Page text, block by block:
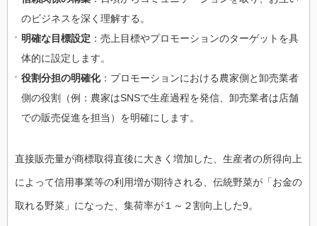
のビジネスを深く理解する。
明確な目標設定 ：売上目標やプロモーションのターゲットを具
体的に設定します。
役割分担の明確化：プロモーションにおける農家側と卸売業者
側の役割（例：農家はSNSで生産過程を発信、卸売業者は店舗
での販売促進を担当）を明確にします。
直接販売量が商標取得直後に大きく増加した、生産者の所得向上
によって信用事業等の利用増が期待される、伝統野菜が「お金の
取れる野菜」になった、集荷率が１～２割向上した9。